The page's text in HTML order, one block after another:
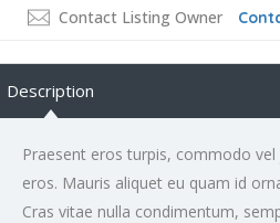
Contact Listing Owner
Description
Praesent eros turpis, commodo
eros. Mauris aliquet eu quam id
Cras vitae nulla condimentum,